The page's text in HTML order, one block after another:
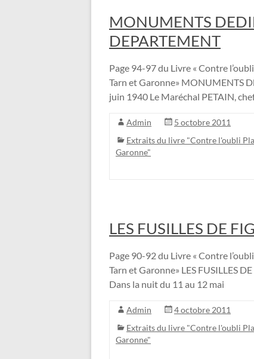
MONUMENTS
DEPARTEMENT
Page 94-97 du Livre « Contre
Tarn et Garonne» MONUMENTS
juin 1940 Le Maréchal PETAIN,
Admin
5 octobre 2011
Extraits du livre "Contre l'oubli
Garonne"
LES FUSILLES DE
Page 90-92 du Livre « Contre
Tarn et Garonne» LES FUSILLES
Dans la nuit du 11 au 12 mai
Admin
4 octobre 2011
Extraits du livre "Contre l'oubli
Garonne"